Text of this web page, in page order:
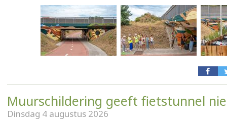
Muurschildering geeft fietstunnel
Dinsdag 4 augustus 2026